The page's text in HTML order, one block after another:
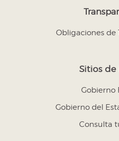
Obligaciones de
Sitios de
Gobierno
Gobierno del
Consulta